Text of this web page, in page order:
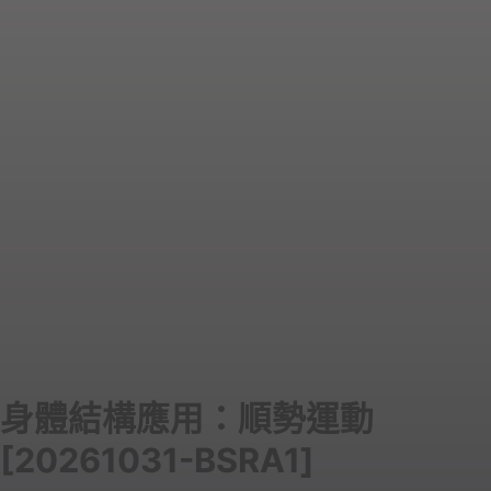
身體結構應用：順勢運動
[20261031-BSRA1]